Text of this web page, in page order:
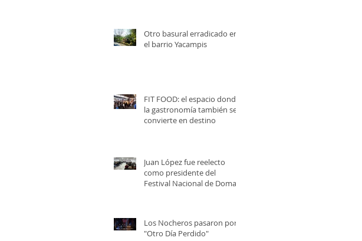
Otro basural erradicado en
el barrio Yacampis
FIT FOOD: el espacio donde
la gastronomía también se
convierte en destino
Juan López fue reelecto
como presidente del
Festival Nacional de Doma y
Los Nocheros pasaron por
"Otro Día Perdido"